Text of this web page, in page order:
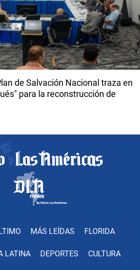
de Salvación Nacional traza en
para la reconstrucción de
MÁS LEÍDAS FLORIDA
LATINA DEPORTES CULTURA